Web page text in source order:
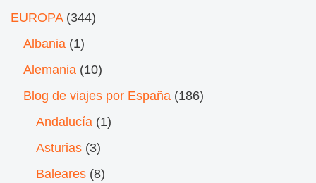
EUROPA(344)
Albania (1)
Alemania (10)
Blog de viajes por España (186)
Andalucía (1)
Asturias (3)
Baleares (8)